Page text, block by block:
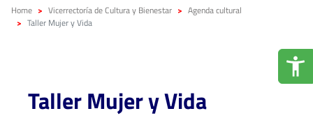
Home Vicerrectoría de Cultura y Bienestar
Agenda cultural
Taller Mujer y Vida
Taller Mujer y Vida